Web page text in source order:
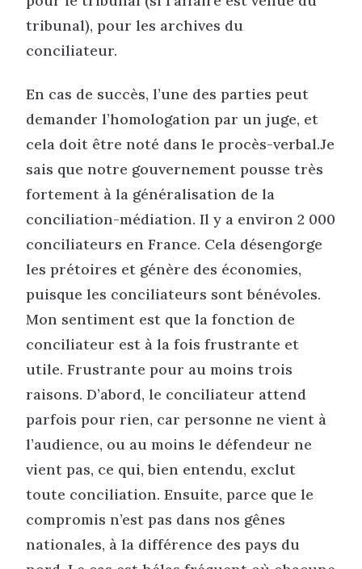
tribunal), pour les archives du
conciliateur.
En cas de succès, l’une des parties peut
demander l’homologation par un juge, et
cela doit être noté dans le procès-verbal.Je
sais que notre gouvernement pousse très
fortement à la généralisation de la
conciliation-médiation. Il y a environ 2 000
conciliateurs en France. Cela désengorge
les prétoires et génère des économies,
puisque les conciliateurs sont bénévoles.
Mon sentiment est que la fonction de
conciliateur est à la fois frustrante et
utile. Frustrante pour au moins trois
raisons. D’abord, le conciliateur attend
parfois pour rien, car personne ne vient à
l’audience, ou au moins le défendeur ne
vient pas, ce qui, bien entendu, exclut
toute conciliation. Ensuite, parce que le
compromis n’est pas dans nos gênes
nationales, à la différence des pays du